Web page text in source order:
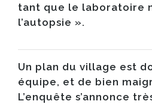
tant que le laboratoire
l’autopsie ».
Un plan du village est
équipe, et de bien
L’enquête s’annonce